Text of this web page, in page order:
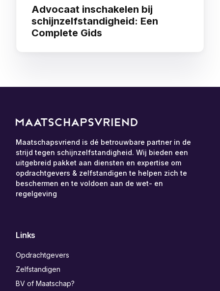
Advocaat inschakelen bij
schijnzelfstandigheid: Een
Complete Gids
Maatschapsvriend is dé betrouwbare partner in de
strijd tegen schijnzelfstandigheid. Wij bieden een
uitgebreid pakket aan diensten en expertise om
opdrachtgevers & zelfstandigen te helpen zich te
beschermen en te voldoen aan de wet- en
regelgeving
Links
Opdrachtgevers
Zelfstandigen
BV of Maatschap?